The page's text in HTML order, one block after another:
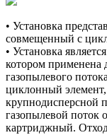
• Установка
совмещенный с
• Установка
котором применена
газопылевого
циклонный
крупнодисперсной
газопылевой поток
картриджный.